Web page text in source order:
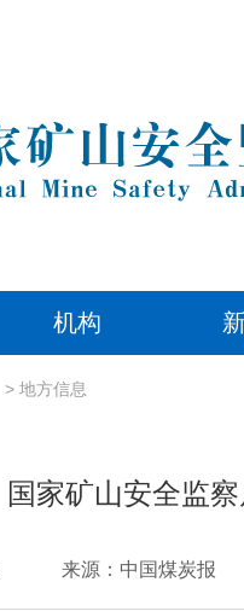
机构
> 地方信息
国家矿山安全监
来源：中国煤炭报